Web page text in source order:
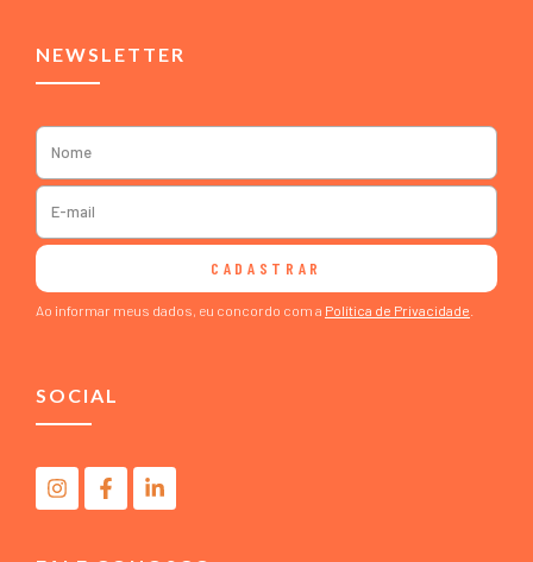
NEWSLETTER
CADASTRAR
Ao informar meus dados, eu concordo com a Política de Privacidade
SOCIAL